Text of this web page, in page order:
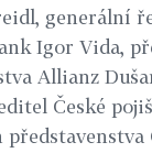
generální
Igor Vida,
Allianz
České
představenstva